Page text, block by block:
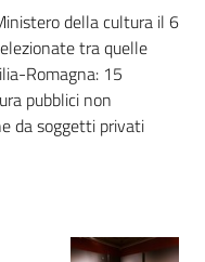
della cultura il 6
tra quelle
Romagna: 15
pubblici non
da soggetti privati